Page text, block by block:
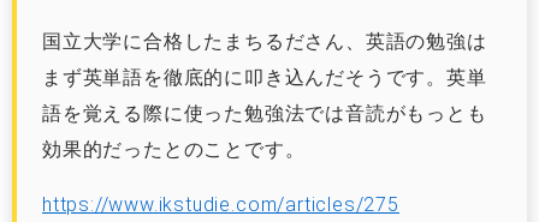
国立大学に合格したまちるださん、英語の勉強は
まず英単語を徹底的に叩き込んだそうです。英単
語を覚える際に使った勉強法では音読がもっとも
効果的だったとのことです。
https://www.ikstudie.com/articles/275